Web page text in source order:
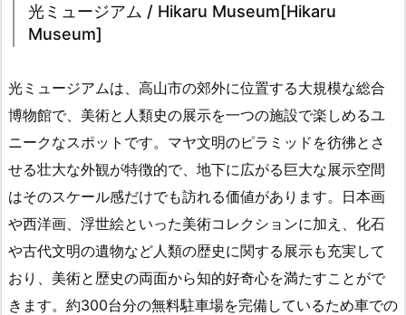
光ミュージアム / Hikaru Museum[Hikaru
Museum]
光ミュージアムは、高山市の郊外に位置する大規模な総合
博物館で、美術と人類史の展示を一つの施設で楽しめるユ
ニークなスポットです。マヤ文明のピラミッドを彷彿とさ
せる壮大な外観が特徴的で、地下に広がる巨大な展示空間
はそのスケール感だけでも訪れる価値があります。日本画
や西洋画、浮世絵といった美術コレクションに加え、化石
や古代文明の遺物など人類の歴史に関する展示も充実して
おり、美術と歴史の両面から知的好奇心を満たすことがで
きます。約300台分の無料駐車場を完備しているため車での